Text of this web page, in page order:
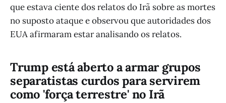
que estava ciente dos relatos do Irã sobre as mortes
no suposto ataque e observou que autoridades dos
EUA afirmaram estar analisando os relatos.
Trump está aberto a armar grupos
separatistas curdos para servirem
como 'força terrestre' no Irã